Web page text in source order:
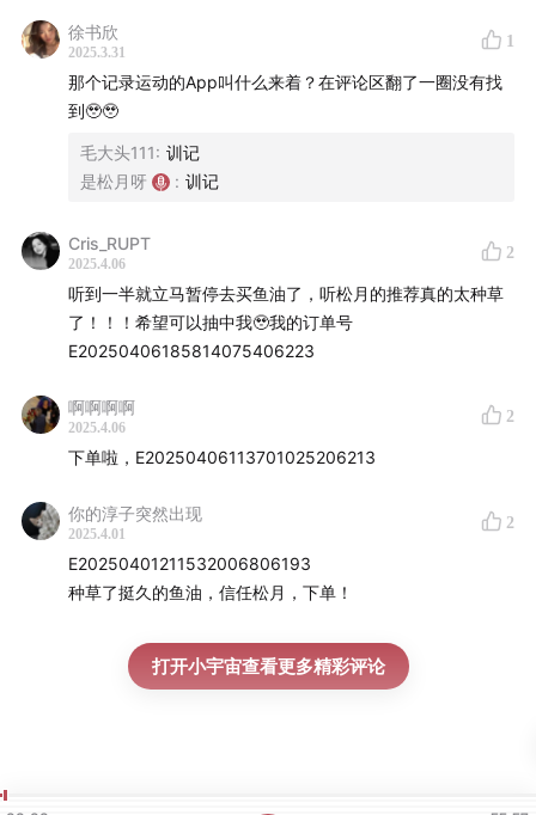
如果大家想了解更多和健康、运动、补剂……相关知识，
推荐来听👉营养工厂创始人- 朱萧木老师的播客
的学习笔记：
徐书欣
2025.3.31
1
那个记录运动的App叫什么来着？在评论区翻了一圈没有找
到🥹🥹
毛大头111: 训记
是松月呀
: 训记
Cris_RUPT
2025.4.06
2
听到一半就立马暂停去买鱼油了，听松月的推荐真的太种草
了！！！希望可以抽中我🥹我的订单号
E20250406185814075406223
啊啊啊啊
2025.4.06
2
下单啦，E20250406113701025206213
你的淳子突然出现
2025.4.01
2
E20250401211532006806193
种草了挺久的鱼油，信任松月，下单！
打开小宇宙查看更多精彩评论